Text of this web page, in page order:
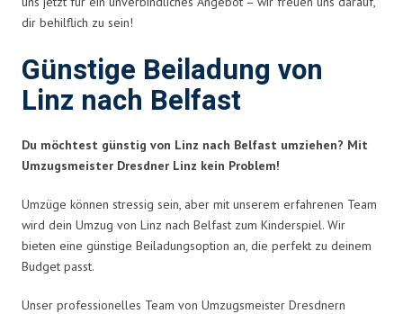
dir behilflich zu sein!
Günstige Beiladung von
Linz nach Belfast
Du möchtest günstig von Linz nach Belfast umziehen? Mit
Umzugsmeister Dresdner Linz kein Problem!
Umzüge können stressig sein, aber mit unserem erfahrenen Team
wird dein Umzug von Linz nach Belfast zum Kinderspiel. Wir
bieten eine günstige Beiladungsoption an, die perfekt zu deinem
Budget passt.
Unser professionelles Team von Umzugsmeister Dresdnern